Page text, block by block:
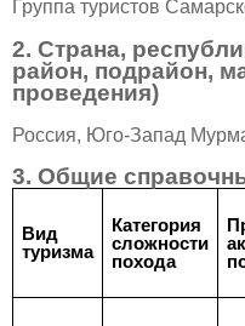
Группа туристов
2. Страна,
район, подрайон,
проведения)
Россия, Юго-Запад
3. Общие
Вид
туризма
Категория
сложности
похода